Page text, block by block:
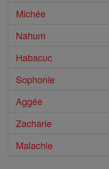
Michée
Nahum
Habacuc
Sophonie
Aggée
Zacharie
Malachie